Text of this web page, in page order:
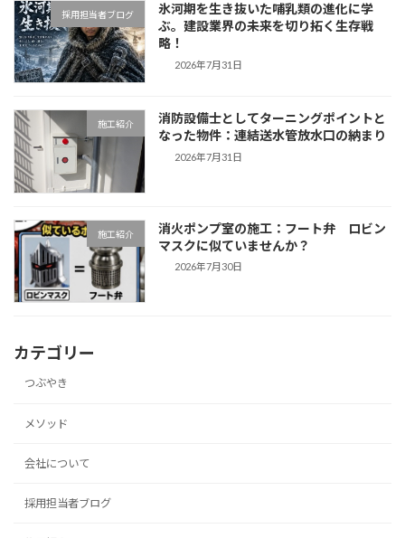
採用担当者ブログ
氷河期を生き抜いた哺乳類の進化に学
ぶ。建設業界の未来を切り拓く生存戦
略！
2026年7月31日
施工紹介
消防設備士としてターニングポイントと
なった物件：連結送水管放水口の納まり
2026年7月31日
施工紹介
消火ポンプ室の施工：フート弁 ロビン
マスクに似ていませんか？
2026年7月30日
カテゴリー
つぶやき
メソッド
会社について
採用担当者ブログ